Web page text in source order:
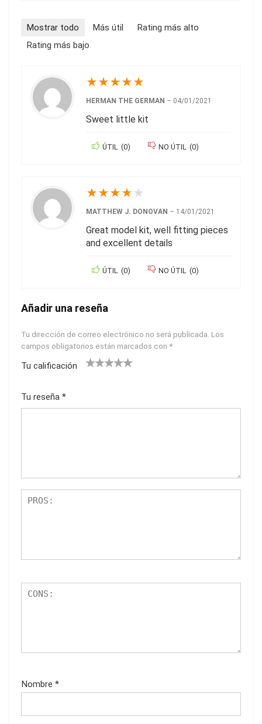
Mostrar todo Más útil
Rating más alto
Rating más bajo
★★★★★
HERMAN THE GERMAN – 04/01/2021
Sweet little kit
ÚTIL (0) NO ÚTIL (0)
★★★★ ★
MATTHEW J. DONOVAN – 14/01/2021
Great model kit, well fitting pieces
and excellent details
ÚTIL (0) NO ÚTIL (0)
Añadir una reseña
Tu dirección de correo electrónico no será publicada. Los
campos obligatorios están marcados con *
Tu calificación
Tu reseña *
Nombre *